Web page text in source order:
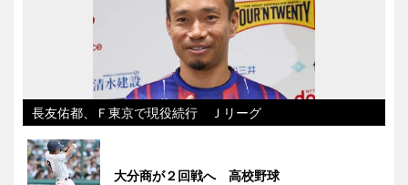
長友佑都、Ｆ東京で現役続行 Ｊリーグ
大分商が２回戦へ 高校野球